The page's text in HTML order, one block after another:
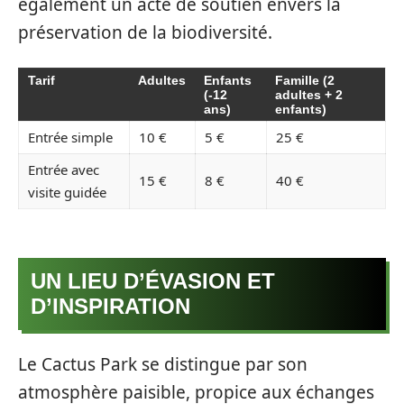
préservation de la biodiversité.
Tarif Adultes
Enfants
(-12
ans)
Famille (2
adultes + 2
enfants)
Entrée simple 10 € 5 €
25 €
Entrée avec
visite guidée
15 € 8 € 40 €
UN LIEU D’ÉVASION ET
D’INSPIRATION
Le Cactus Park se distingue par son
atmosphère paisible, propice aux échanges